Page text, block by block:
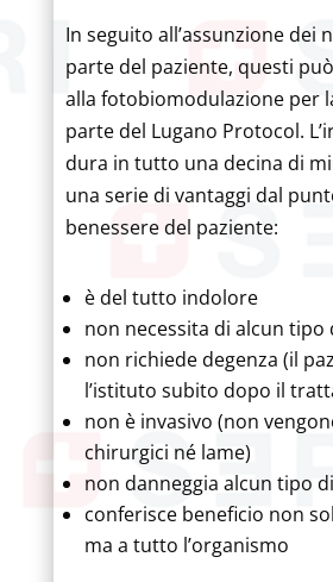
In seguito all’assunzione dei
parte del paziente, questi
alla fotobiomodulazione per
parte del Lugano Protocol.
dura in tutto una decina di
una serie di vantaggi dal
benessere del paziente:
è del tutto indolore
non necessita di alcun tipo
non richiede degenza (il
l’istituto subito dopo il
non è invasivo (non
chirurgici né lame)
non danneggia alcun tipo
conferisce beneficio non
ma a tutto l’organismo